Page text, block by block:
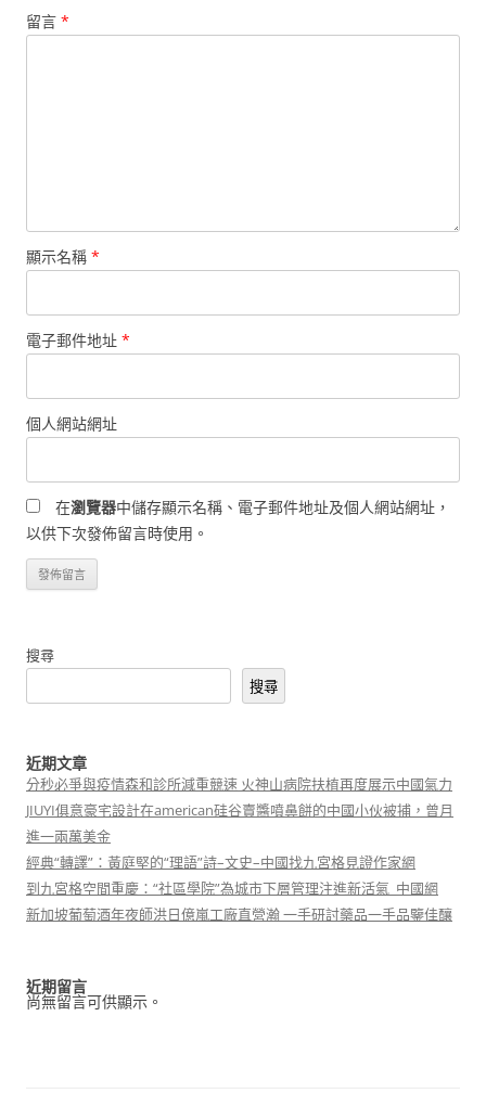
留言 *
顯示名稱 *
電子郵件地址 *
個人網站網址
在瀏覽器中儲存顯示名稱、電子郵件地址及個人網站網址，
以供下次發佈留言時使用。
搜尋
搜尋
近期文章
分秒必爭與疫情森和診所減重競速 火神山病院扶植再度展示中國氣力
JIUYI俱意豪宅設計在american硅谷賣醬噴鼻餅的中國小伙被捕，曾月
進一兩萬美金
經典“轉譯”：黃庭堅的“理語”詩–文史–中國找九宮格見證作家網
到九宮格空間重慶：“社區學院”為城市下層管理注進新活氣_中國網
新加坡葡萄酒年夜師洪日億嵐工廠直營瀚 一手研討藥品一手品鑒佳釀
近期留言
尚無留言可供顯示。